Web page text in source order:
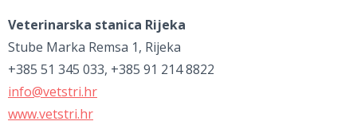
Veterinarska stanica Rijeka
Stube Marka Remsa 1, Rijeka
+385 51 345 033, +385 91 214 8822
info@vetstri.hr
www.vetstri.hr